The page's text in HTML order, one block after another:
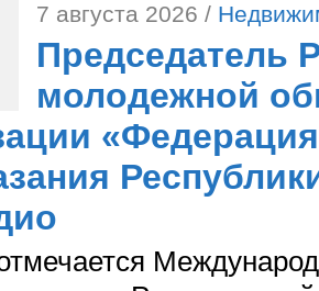
7 августа 2026 /
Председатель
молодежной